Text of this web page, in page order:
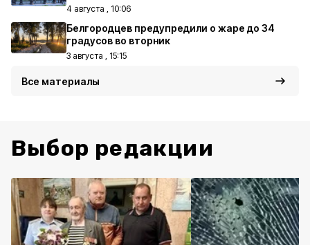
4 августа , 10:06
Белгородцев предупредили о жаре до 34
градусов во вторник
3 августа , 15:15
Все материалы
Выбор редакции